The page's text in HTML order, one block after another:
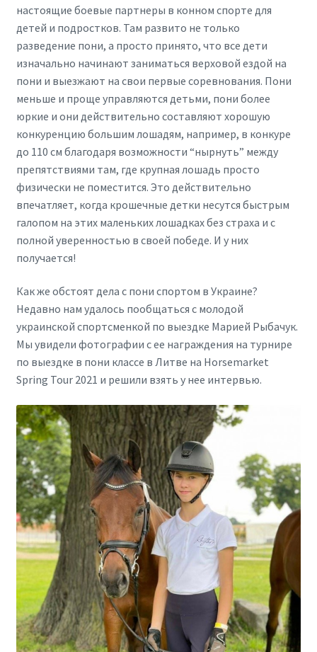
настоящие боевые партнеры в конном спорте для
детей и подростков. Там развито не только
разведение пони, а просто принято, что все дети
изначально начинают заниматься верховой ездой на
пони и выезжают на свои первые соревнования. Пони
меньше и проще управляются детьми, пони более
юркие и они действительно составляют хорошую
конкуренцию большим лошадям, например, в конкуре
до 110 см благодаря возможности “нырнуть” между
препятствиями там, где крупная лошадь просто
физически не поместится. Это действительно
впечатляет, когда крошечные детки несутся быстрым
галопом на этих маленьких лошадках без страха и с
полной уверенностью в своей победе. И у них
получается!
Как же обстоят дела с пони спортом в Украине?
Недавно нам удалось пообщаться с молодой
украинской спортсменкой по выездке Марией Рыбачук.
Мы увидели фотографии с ее награждения на турнире
по выездке в пони классе в Литве на Horsemarket
Spring Tour 2021 и решили взять у нее интервью.